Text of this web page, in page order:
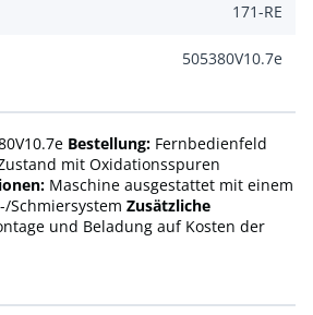
171-RE
505380V10.7e
Bestellung: Fernbedienfeld
mit Oxidationsspuren
Maschine ausgestattet mit einem
Schmiersystem Zusätzliche
und Beladung auf Kosten der